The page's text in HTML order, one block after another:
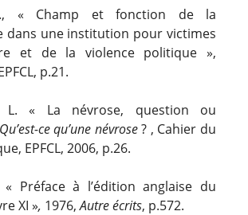
« Champ et fonction de la
dans une institution pour victimes
et de la violence politique »,
p.21.
L. « La névrose, question ou
Qu’est-ce qu’une névrose? , Cahier du
EPFCL, 2006, p.26.
« Préface à l’édition anglaise du
XI », 1976,Autre écrits, p.572.